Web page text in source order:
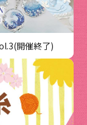
開催終了)